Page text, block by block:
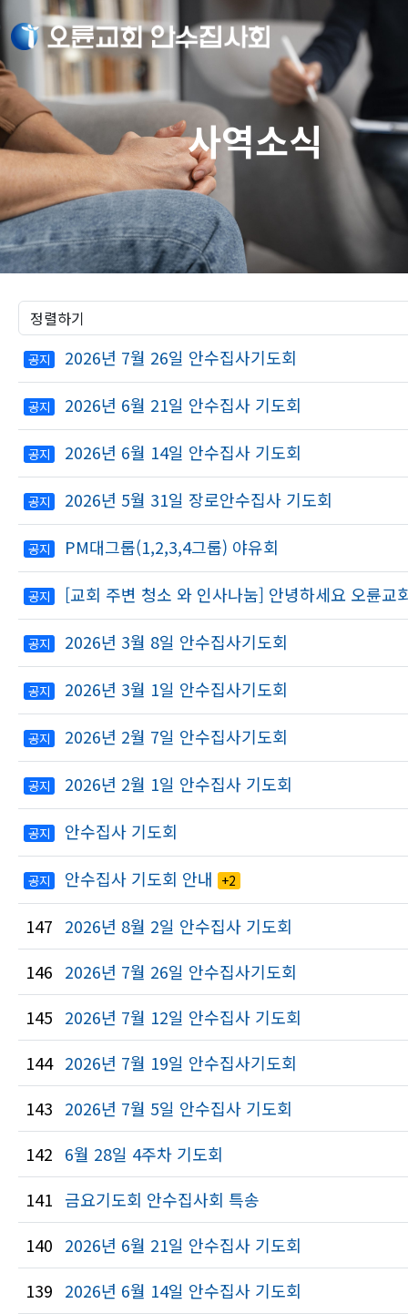
사역소식
공지 2026년 7월 26일 안수집사기도회
공지 2026년 6월 21일 안수집사 기도회
공지 2026년 6월 14일 안수집사 기도회
공지 2026년 5월 31일 장로안수집사 기도회
공지 PM대그룹(1,2,3,4그룹) 야유회
공지 [교회 주변 청소 와 인사나눔] 안녕하세요 오륜교
공지 2026년 3월 8일 안수집사기도회
공지 2026년 3월 1일 안수집사기도회
공지 2026년 2월 7일 안수집사기도회
공지 2026년 2월 1일 안수집사 기도회
공지 안수집사 기도회
공지 안수집사 기도회 안내 +2
147 2026년 8월 2일 안수집사 기도회
146 2026년 7월 26일 안수집사기도회
145 2026년 7월 12일 안수집사 기도회
144 2026년 7월 19일 안수집사기도회
143 2026년 7월 5일 안수집사 기도회
142 6월 28일 4주차 기도회
141 금요기도회 안수집사회 특송
140 2026년 6월 21일 안수집사 기도회
139 2026년 6월 14일 안수집사 기도회